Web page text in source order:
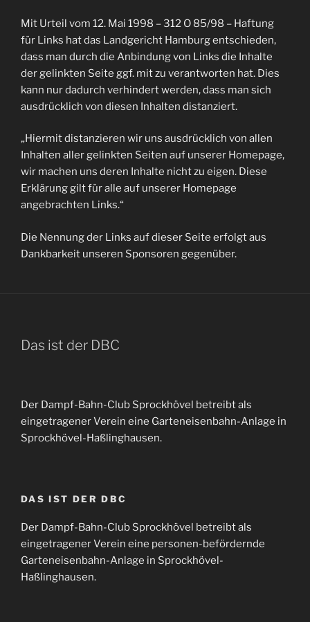
Mit Urteil vom 12. Mai 1998 – 312 O 85/98 – Haftung
für Links hat das Landgericht Hamburg entschieden,
dass man durch die Anbindung von Links die Inhalte
der gelinkten Seite ggf. mit zu verantworten hat. Dies
kann nur dadurch verhindert werden, dass man sich
ausdrücklich von diesen Inhalten distanziert.
„Hiermit distanzieren wir uns ausdrücklich von allen
Inhalten aller gelinkten Seiten auf unserer Homepage,
wir machen uns deren Inhalte nicht zu eigen. Diese
Erklärung gilt für alle auf unserer Homepage
angebrachten Links.“
Die Nennung der Links auf dieser Seite erfolgt aus
Dankbarkeit unseren Sponsoren gegenüber.
Das ist der DBC
Der Dampf-Bahn-Club Sprockhövel betreibt als
eingetragener Verein eine Garteneisenbahn-Anlage in
Sprockhövel-Haßlinghausen.
DAS IST DER DBC
Der Dampf-Bahn-Club Sprockhövel betreibt als
eingetragener Verein eine personen-befördernde
Garteneisenbahn-Anlage in Sprockhövel-
Haßlinghausen.